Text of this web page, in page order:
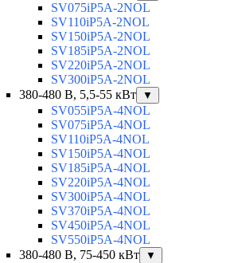
SV075iP5A-2NOL
SV110iP5A-2NOL
SV150iP5A-2NOL
SV185iP5A-2NOL
SV220iP5A-2NOL
SV300iP5A-2NOL
380-480 В, 5,5-55 кВт
▼
SV055iP5A-4NOL
SV075iP5A-4NOL
SV110iP5A-4NOL
SV150iP5A-4NOL
SV185iP5A-4NOL
SV220iP5A-4NOL
SV300iP5A-4NOL
SV370iP5A-4NOL
SV450iP5A-4NOL
SV550iP5A-4NOL
380-480 В, 75-450 кВт
▼